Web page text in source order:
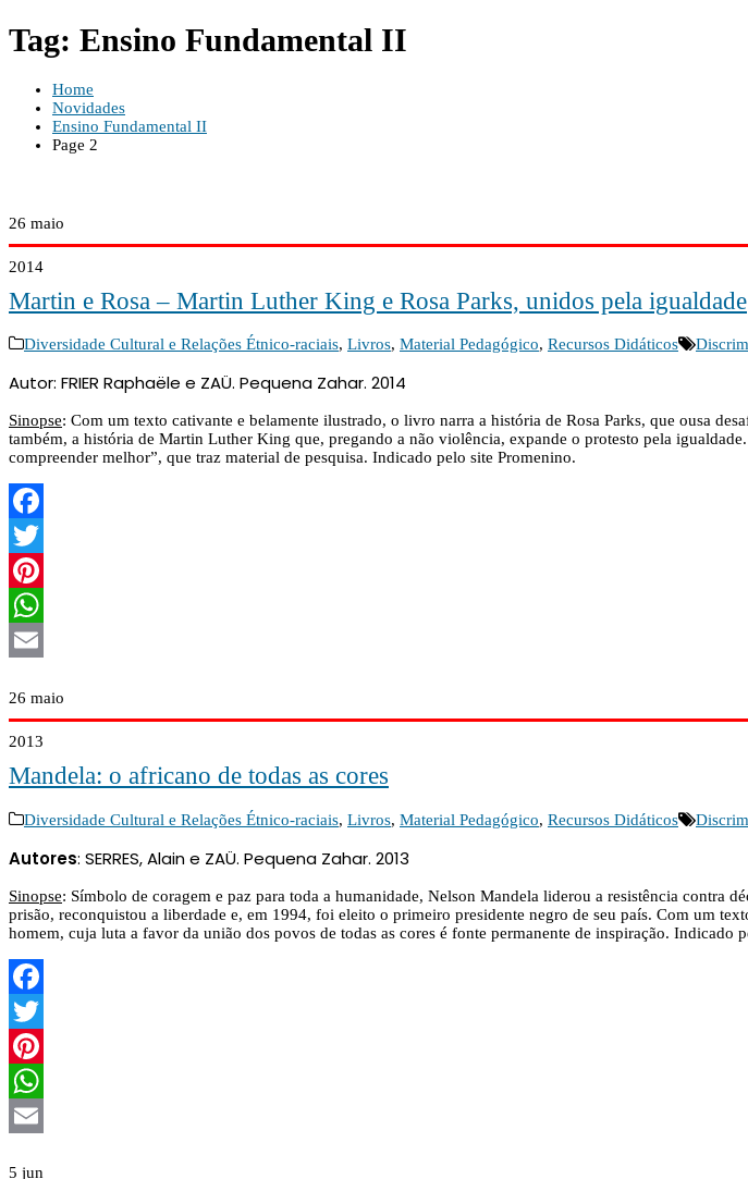
Tag: Ensino Fundamental II
Home
Novidades
Ensino Fundamental II
Page 2
26 maio
2014
Martin e Rosa – Martin Luther King e Rosa Parks, unidos pela igualdade
Diversidade Cultural e Relações Étnico-raciais, Livros, Material Pedagógico, Recursos Didáticos
Autor: FRIER Raphaële e ZAÜ. Pequena Zahar. 2014
Sinopse: Com um texto cativante e belamente ilustrado, o livro narra a história de Rosa Parks, que ousa
também, a história de Martin Luther King que, pregando a não violência, expande o protesto pela
compreender melhor”, que traz material de pesquisa. Indicado pelo site Promenino.
Facebook
Twitter
Pinterest
WhatsApp
26 maio
2013
Mandela: o africano de todas as cores
Diversidade Cultural e Relações Étnico-raciais, Livros, Material Pedagógico, Recursos Didáticos
Autores
Sinopse: Símbolo de coragem e paz para toda a humanidade, Nelson Mandela liderou a resistência contra
prisão, reconquistou a liberdade e, em 1994, foi eleito o primeiro presidente negro de seu país. Com um
homem, cuja luta a favor da união dos povos de todas as cores é fonte permanente de inspiração. Indicado
Facebook
Twitter
Pinterest
WhatsApp
5 jun